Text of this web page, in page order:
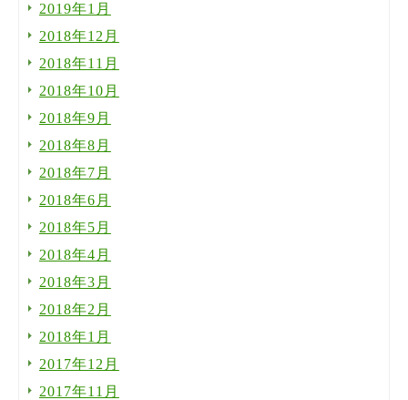
2019年1月
2018年12月
2018年11月
2018年10月
2018年9月
2018年8月
2018年7月
2018年6月
2018年5月
2018年4月
2018年3月
2018年2月
2018年1月
2017年12月
2017年11月